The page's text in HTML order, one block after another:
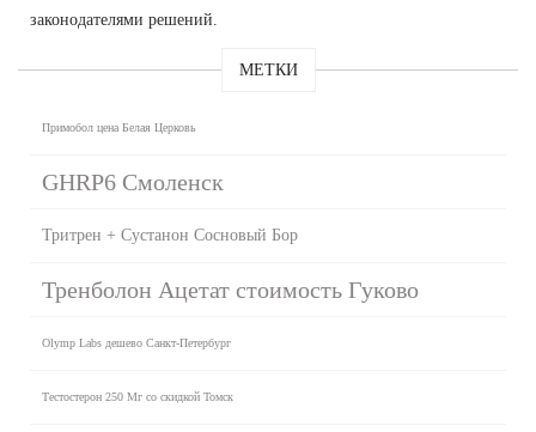
законодателями решений.
МЕТКИ
Примобол цена Белая Церковь
GHRP6 Смоленск
Тритрен + Сустанон Сосновый Бор
Тренболон Ацетат стоимость Гуково
Olymp Labs дешево Санкт-Петербург
Тестостерон 250 Мг со скидкой Томск